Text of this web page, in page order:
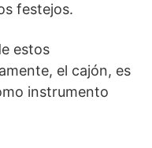
festejos.
estos
el cajón, es
instrumento